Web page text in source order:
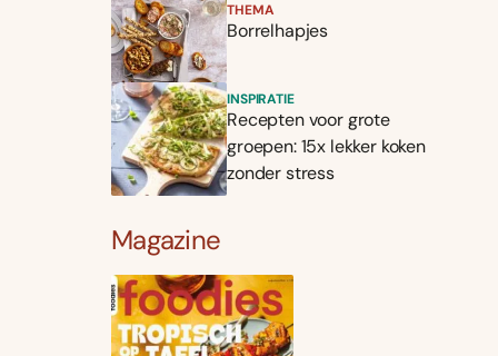
THEMA
Borrelhapjes
INSPIRATIE
Recepten voor grote
groepen: 15x lekker koken
zonder stress
Magazine